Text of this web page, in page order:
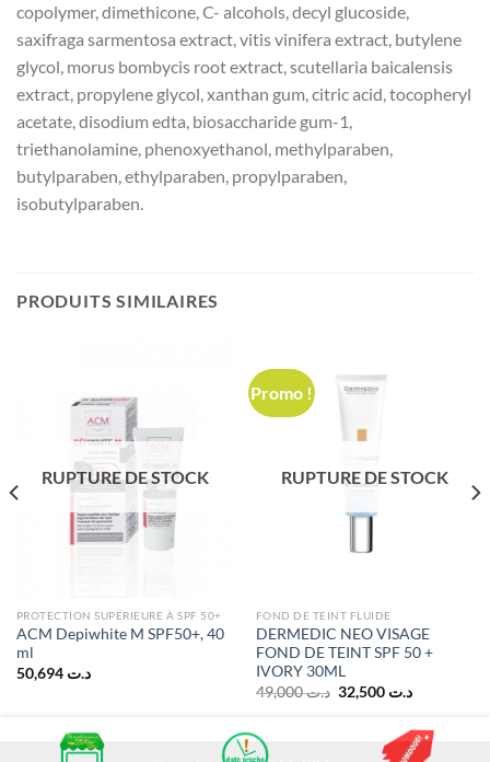
copolymer, dimethicone, C- alcohols, decyl glucoside,
saxifraga sarmentosa extract, vitis vinifera extract, butylene
glycol, morus bombycis root extract, scutellaria baicalensis
extract, propylene glycol, xanthan gum, citric acid, tocopheryl
acetate, disodium edta, biosaccharide gum-1,
triethanolamine, phenoxyethanol, methylparaben,
butylparaben, ethylparaben, propylparaben,
isobutylparaben.
PRODUITS SIMILAIRES
RUPTURE DE STOCK
PROTECTION SUPÉRIEURE À SPF 50+
ACM Depiwhite M SPF50+, 40
ml
د.ت 50,694
Promo !
RUPTURE DE STOCK
FOND DE TEINT FLUIDE
DERMEDIC NEO VISAGE
FOND DE TEINT SPF 50 +
IVORY 30ML
د.ت49,000
Le
prix
د.ت 49,000.
د.ت 32,500
Le
est :